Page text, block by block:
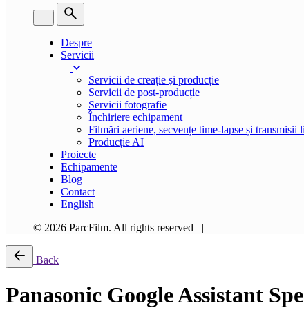
Despre
Servicii
Servicii de creație și producție
Servicii de post-producție
Servicii fotografie
Închiriere echipament
Filmări aeriene, secvențe time-lapse și transmisii
Producție AI
Proiecte
Echipamente
Blog
Contact
English
© 2026 ParcFilm. All rights reserved |
Back
Panasonic Google Assistant